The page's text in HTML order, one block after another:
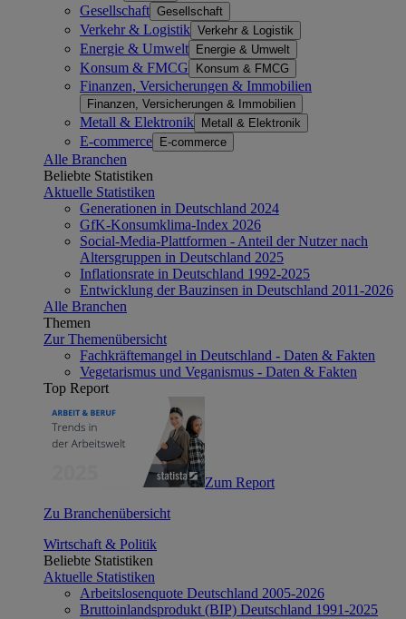
Gesellschaft Gesellschaft
Verkehr & Logistik Verkehr & Logistik
Energie & Umwelt Energie & Umwelt
Konsum & FMCG Konsum & FMCG
Finanzen, Versicherungen & Immobilien
Finanzen, Versicherungen & Immobilien
Metall & Elektronik Metall & Elektronik
E-commerce E-commerce
Alle Branchen
Beliebte Statistiken
Aktuelle Statistiken
Generationen in Deutschland 2024
GfK-Konsumklima-Index 2026
Social-Media-Plattformen - Anteil der Nutzer nach
Altersgruppen in Deutschland 2025
Inflationsrate in Deutschland 1992-2025
Entwicklung der Bauzinsen in Deutschland 2011-2026
Alle Branchen
Themen
Zur Themenübersicht
Fachkräftemangel in Deutschland - Daten & Fakten
Vegetarismus und Veganismus - Daten & Fakten
Top Report
Zum Report
Zu Branchenübersicht
Wirtschaft & Politik
Beliebte Statistiken
Aktuelle Statistiken
Arbeitslosenquote Deutschland 2005-2026
Bruttoinlandsprodukt (BIP) Deutschland 1991-2025